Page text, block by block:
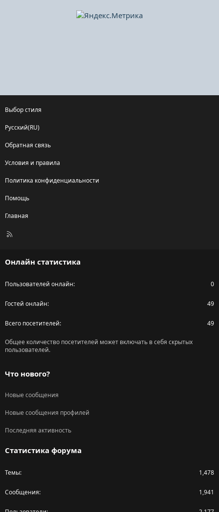
Выбор стиля
Русский(RU)
Обратная связь
Условия и правила
Политика конфиденциальности
Помощь
Главная
R
Онлайн статистика
Пользователей онлайн 0
Гостей онлайн 49
Всего посетителей 49
Общее количество посетителей может включать в себя скрытых
пользователей.
Что нового?
Новые сообщения
Новые сообщения профилей
Последняя активность
Статистика форума
Темы 1,478
Сообщения 1,941